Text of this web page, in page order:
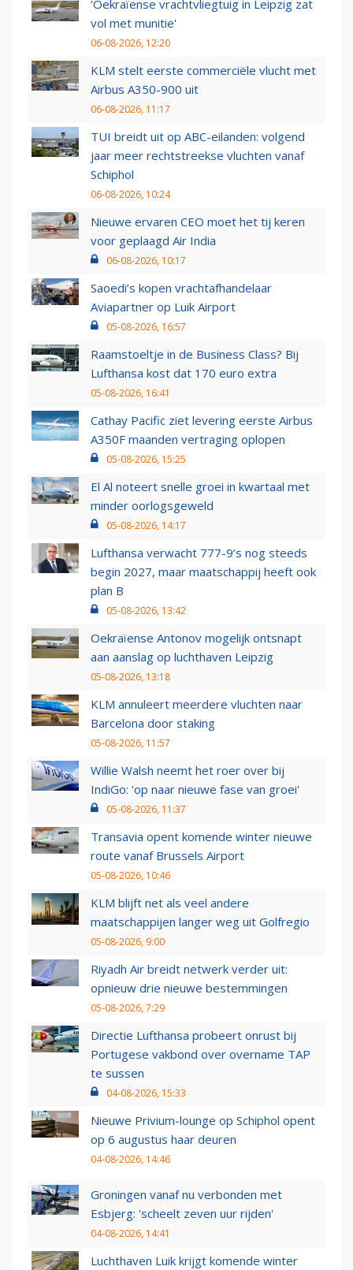
'Oekraïense vrachtvliegtuig in Leipzig zat
vol met munitie'
06-08-2026, 12:20
KLM stelt eerste commerciële vlucht met
Airbus A350-900 uit
06-08-2026, 11:17
TUI breidt uit op ABC-eilanden: volgend
jaar meer rechtstreekse vluchten vanaf
Schiphol
06-08-2026, 10:24
Nieuwe ervaren CEO moet het tij keren
voor geplaagd Air India
06-08-2026, 10:17
Saoedi’s kopen vrachtafhandelaar
Aviapartner op Luik Airport
05-08-2026, 16:57
Raamstoeltje in de Business Class? Bij
Lufthansa kost dat 170 euro extra
05-08-2026, 16:41
Cathay Pacific ziet levering eerste Airbus
A350F maanden vertraging oplopen
05-08-2026, 15:25
El Al noteert snelle groei in kwartaal met
minder oorlogsgeweld
05-08-2026, 14:17
Lufthansa verwacht 777-9’s nog steeds
begin 2027, maar maatschappij heeft ook
plan B
05-08-2026, 13:42
Oekraïense Antonov mogelijk ontsnapt
aan aanslag op luchthaven Leipzig
05-08-2026, 13:18
KLM annuleert meerdere vluchten naar
Barcelona door staking
05-08-2026, 11:57
Willie Walsh neemt het roer over bij
IndiGo: 'op naar nieuwe fase van groei'
05-08-2026, 11:37
Transavia opent komende winter nieuwe
route vanaf Brussels Airport
05-08-2026, 10:46
KLM blijft net als veel andere
maatschappijen langer weg uit Golfregio
05-08-2026, 9:00
Riyadh Air breidt netwerk verder uit:
opnieuw drie nieuwe bestemmingen
05-08-2026, 7:29
Directie Lufthansa probeert onrust bij
Portugese vakbond over overname TAP
te sussen
04-08-2026, 15:33
Nieuwe Privium-lounge op Schiphol opent
op 6 augustus haar deuren
04-08-2026, 14:46
Groningen vanaf nu verbonden met
Esbjerg: 'scheelt zeven uur rijden'
04-08-2026, 14:41
Luchthaven Luik krijgt komende winter